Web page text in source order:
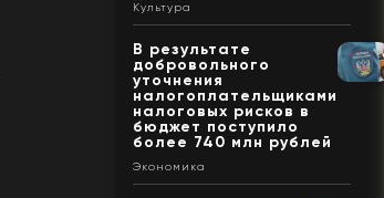
Культура
В результате
добровольного
уточнения
налогоплательщиками
налоговых рисков в
бюджет поступило
более 740 млн рублей
Экономика